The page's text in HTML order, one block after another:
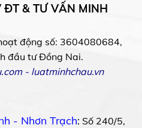
ĐT & TƯ VẤN MINH
động số: 3604080684,
đầu tư Đồng Nai.
- luatminhchau.vn
- Nhơn Trạch: Số 240/5,